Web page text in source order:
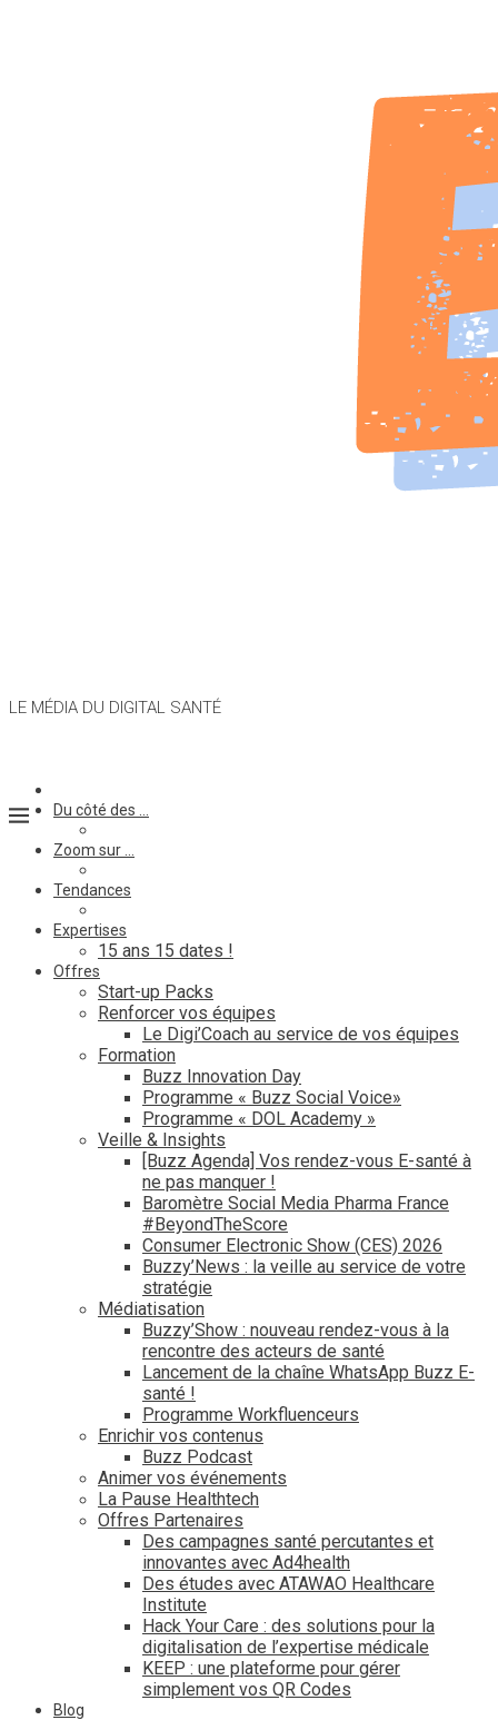
LE MÉDIA DU DIGITAL SANTÉ
Du côté des …
Zoom sur …
Tendances
Expertises
15 ans 15 dates !
Offres
Start-up Packs
Renforcer vos équipes
Le Digi’Coach au service de vos équipes
Formation
Buzz Innovation Day
Programme « Buzz Social Voice»
Programme « DOL Academy »
Veille & Insights
[Buzz Agenda] Vos rendez-vous E-santé à
ne pas manquer !
Baromètre Social Media Pharma France
#BeyondTheScore
Consumer Electronic Show (CES) 2026
Buzzy’News : la veille au service de votre
stratégie
Médiatisation
Buzzy’Show : nouveau rendez-vous à la
rencontre des acteurs de santé
Lancement de la chaîne WhatsApp Buzz E-
santé !
Programme Workfluenceurs
Enrichir vos contenus
Buzz Podcast
Animer vos événements
La Pause Healthtech
Offres Partenaires
Des campagnes santé percutantes et
innovantes avec Ad4health
Des études avec ATAWAO Healthcare
Institute
Hack Your Care : des solutions pour la
digitalisation de l’expertise médicale
KEEP : une plateforme pour gérer
simplement vos QR Codes
Blog